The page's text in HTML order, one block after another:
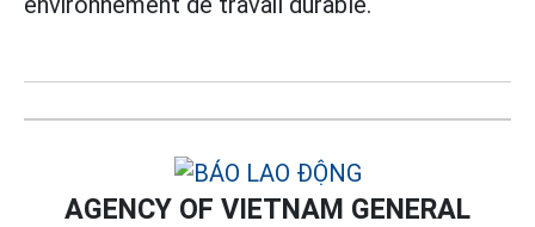
AGENCY OF VIETNAM GENERAL